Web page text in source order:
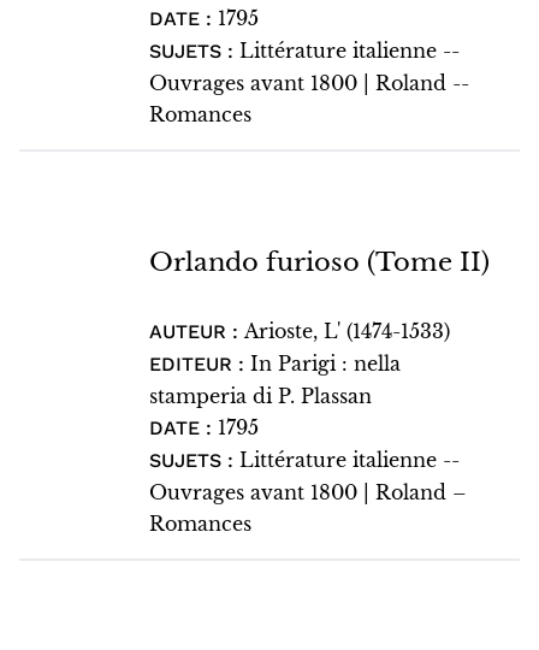
DATE : 1795
SUJETS : Littérature italienne --
Ouvrages avant 1800 | Roland --
Romances
Orlando furioso (Tome II)
AUTEUR : Arioste, L' (1474-1533)
EDITEUR : In Parigi : nella
stamperia di P. Plassan
DATE : 1795
SUJETS : Littérature italienne --
Ouvrages avant 1800 | Roland –
Romances